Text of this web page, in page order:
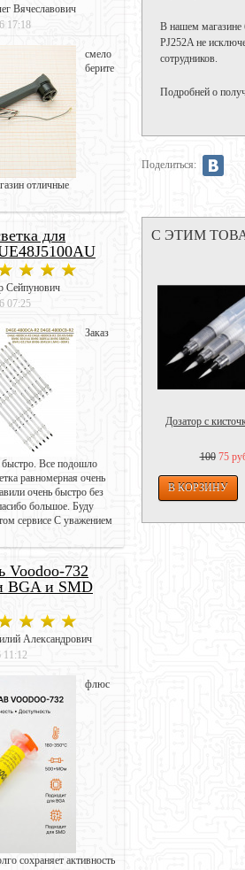
Вячеславович
17:18
смело
берите
отличные
для
Сейпунович
07:25
Заказ
быстро. Все подошло
равномерная очень
очень быстро без
большое. Буду
сервисе С уважением
Voodoo-732
BGA и SMD
Александрович
флюс
сохраняет активность
В нашем магазине
PJ252A не
сотрудников.
Подробней о
Поделиться:
С ЭТИМ
Дозатор с
100 75